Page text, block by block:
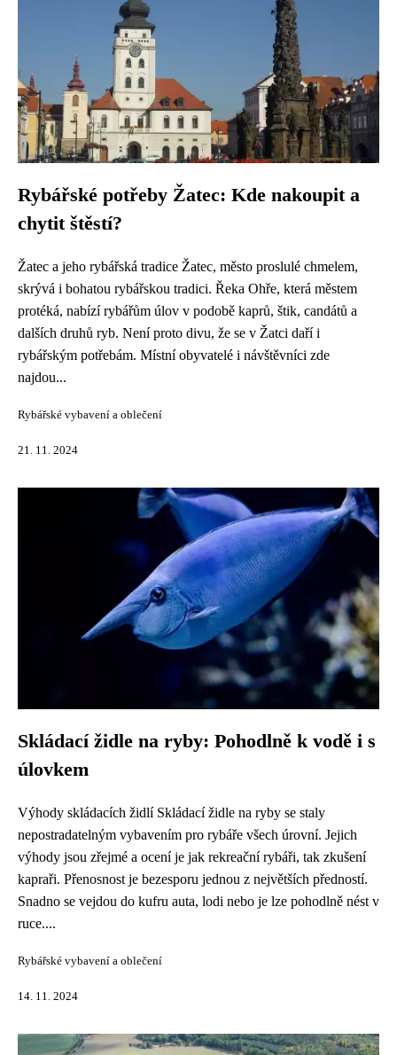
Rybářské potřeby Žatec: Kde nakoupit a
chytit štěstí?
Žatec a jeho rybářská tradice Žatec, město proslulé chmelem,
skrývá i bohatou rybářskou tradici. Řeka Ohře, která městem
protéká, nabízí rybářům úlov v podobě kaprů, štik, candátů a
dalších druhů ryb. Není proto divu, že se v Žatci daří i
rybářským potřebám. Místní obyvatelé i návštěvníci zde
najdou...
Rybářské vybavení a oblečení
21. 11. 2024
Skládací židle na ryby: Pohodlně k vodě i s
úlovkem
Výhody skládacích židlí Skládací židle na ryby se staly
nepostradatelným vybavením pro rybáře všech úrovní. Jejich
výhody jsou zřejmé a ocení je jak rekreační rybáři, tak zkušení
kapraři. Přenosnost je bezesporu jednou z největších předností.
Snadno se vejdou do kufru auta, lodi nebo je lze pohodlně nést v
ruce....
Rybářské vybavení a oblečení
14. 11. 2024